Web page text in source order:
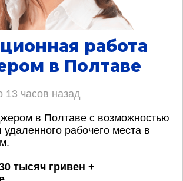
работа
в Полтаве
13 часов назад
в Полтаве с возможностью
рабочего места в
тысяч гривен +